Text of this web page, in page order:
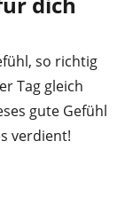
so richtig
Tag gleich
gute Gefühl
verdient!